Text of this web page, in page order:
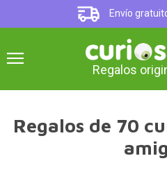
Envío
Regalos
Regalos de 70